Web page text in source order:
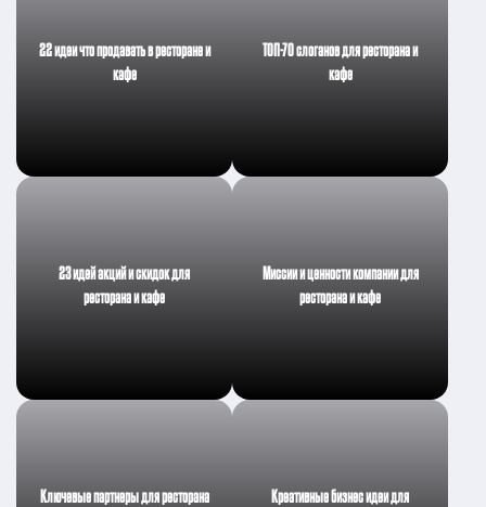
22 идеи что продавать в ресторане и
кафе
ТОП-70 слоганов для ресторана и
кафе
23 идей акций и скидок для
ресторана и кафе
Миссии и ценности компании для
ресторана и кафе
Ключевые партнеры для ресторана
Креативные бизнес идеи для